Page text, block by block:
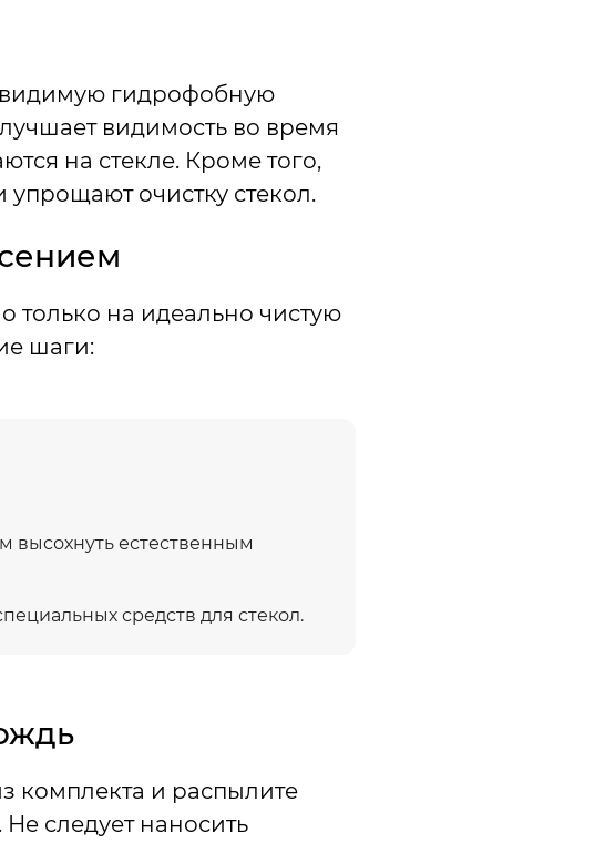
гидрофобную
видимость во время
на стекле. Кроме того,
очистку стекол.
только на идеально чистую
шаги:
высохнуть естественным
средств для стекол.
комплекта и распылите
следует наносить